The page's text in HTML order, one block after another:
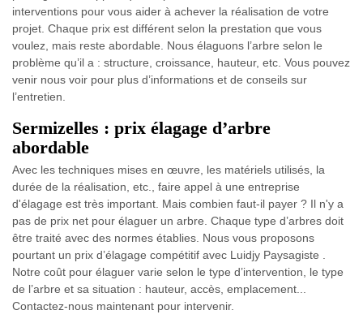
interventions pour vous aider à achever la réalisation de votre
projet. Chaque prix est différent selon la prestation que vous
voulez, mais reste abordable. Nous élaguons l’arbre selon le
problème qu’il a : structure, croissance, hauteur, etc. Vous pouvez
venir nous voir pour plus d’informations et de conseils sur
l’entretien.
Sermizelles : prix élagage d’arbre
abordable
Avec les techniques mises en œuvre, les matériels utilisés, la
durée de la réalisation, etc., faire appel à une entreprise
d'élagage est très important. Mais combien faut-il payer ? Il n'y a
pas de prix net pour élaguer un arbre. Chaque type d’arbres doit
être traité avec des normes établies. Nous vous proposons
pourtant un prix d’élagage compétitif avec Luidjy Paysagiste .
Notre coût pour élaguer varie selon le type d’intervention, le type
de l’arbre et sa situation : hauteur, accès, emplacement...
Contactez-nous maintenant pour intervenir.